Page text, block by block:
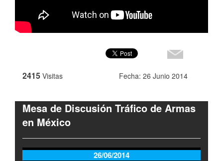
2415 Visitas Fecha: 26 Junio 2014
Mesa de Discusión Tráfico de Armas
en México
26/06/2014